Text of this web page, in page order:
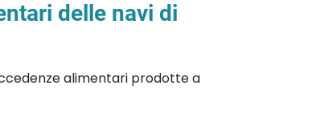
delle navi di
alimentari prodotte a